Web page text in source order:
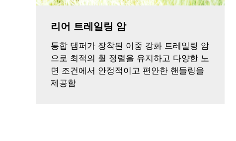
리어 트레일링 암
통합 댐퍼가 장착된 이중 강화 트레일링 암
으로 최적의 휠 정렬을 유지하고 다양한 노
면 조건에서 안정적이고 편안한 핸들링을
제공함